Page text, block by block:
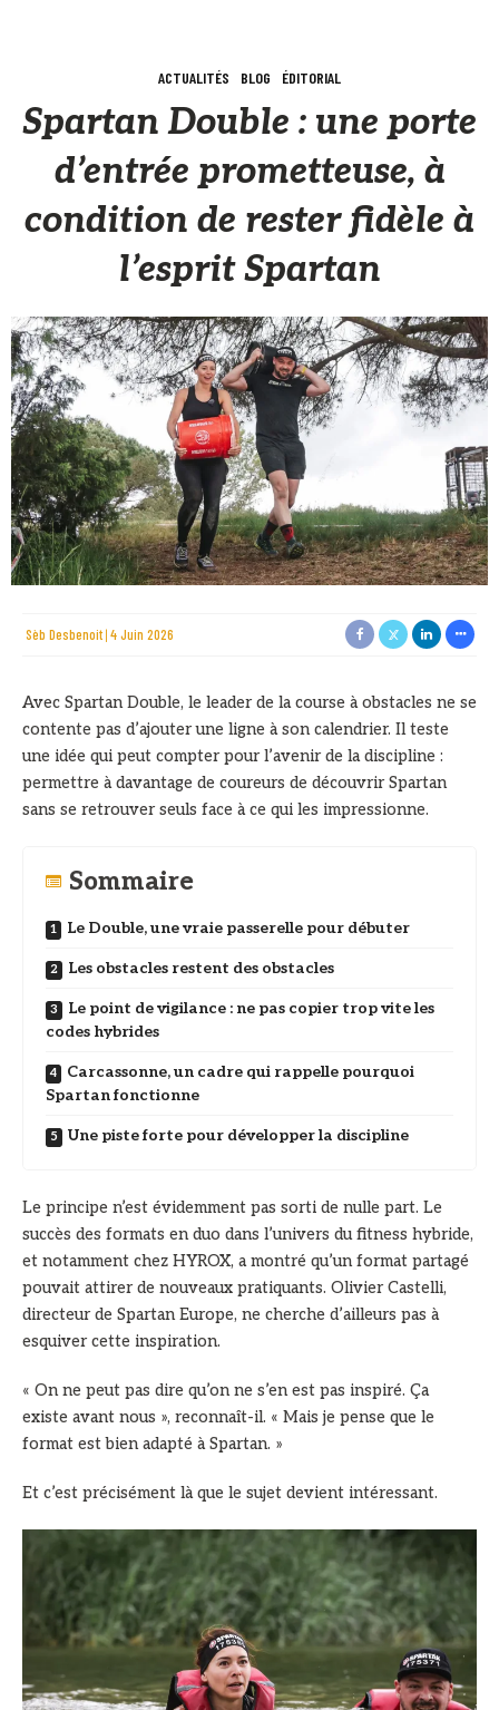
ACTUALITÉS BLOG ÉDITORIAL
Spartan Double : une porte
d’entrée prometteuse, à
condition de rester fidèle à
l’esprit Spartan
Sèb Desbenoit 4 Juin 2026
Avec Spartan Double, le leader de la course à obstacles ne se
contente pas d’ajouter une ligne à son calendrier. Il teste
une idée qui peut compter pour l’avenir de la discipline :
permettre à davantage de coureurs de découvrir Spartan
sans se retrouver seuls face à ce qui les impressionne.
Sommaire
Le Double, une vraie passerelle pour débuter
Les obstacles restent des obstacles
Le point de vigilance : ne pas copier trop vite les
codes hybrides
Carcassonne, un cadre qui rappelle pourquoi
Spartan fonctionne
Une piste forte pour développer la discipline
Le principe n’est évidemment pas sorti de nulle part. Le
succès des formats en duo dans l’univers du fitness hybride,
et notamment chez HYROX, a montré qu’un format partagé
pouvait attirer de nouveaux pratiquants. Olivier Castelli,
directeur de Spartan Europe, ne cherche d’ailleurs pas à
esquiver cette inspiration.
« On ne peut pas dire qu’on ne s’en est pas inspiré. Ça
existe avant nous », reconnaît-il. « Mais je pense que le
format est bien adapté à Spartan. »
Et c’est précisément là que le sujet devient intéressant.